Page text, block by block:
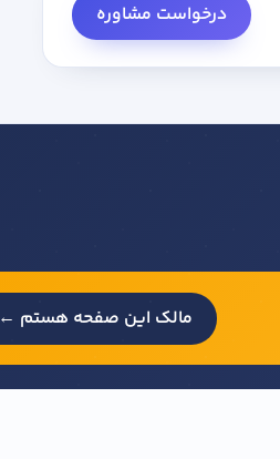
درخواست مشاوره
مالک این صفحه هستم ←